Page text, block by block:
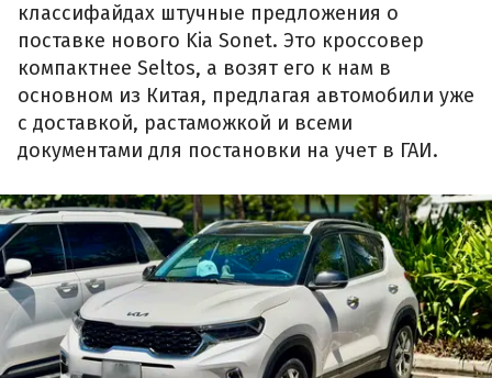
классифайдах штучные предложения о
поставке нового Kia Sonet. Это кроссовер
компактнее Seltos, а возят его к нам в
основном из Китая, предлагая автомобили уже
с доставкой, растаможкой и всеми
документами для постановки на учет в ГАИ.